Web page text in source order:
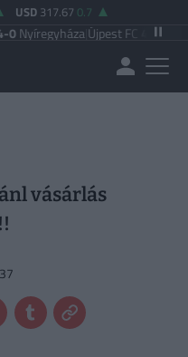
USD 317.67 0.7
|Újpest FC4-2Debreceni VSC
vásárlás